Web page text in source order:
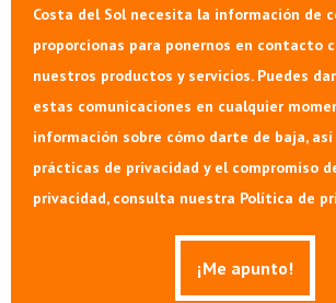
Costa del Sol necesita la información de
proporcionas para ponernos en contacto
nuestros productos y servicios. Puedes
estas comunicaciones en cualquier
información sobre cómo darte de baja,
prácticas de privacidad y el compromiso
privacidad, consulta nuestra Política de